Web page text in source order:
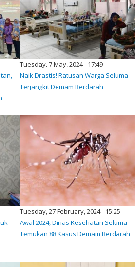
Tuesday, 7 May, 2024 - 17:49
Naik Drastis! Ratusan Warga Seluma
Terjangkit Demam Berdarah
Tuesday, 27 February, 2024 - 15:25
Awal 2024, Dinas Kesehatan Seluma
Temukan 88 Kasus Demam Berdarah